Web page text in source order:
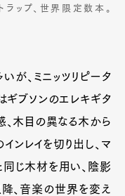
ラップ、世界限定数本。
が、ミニッツリピータ
ギブソンのエレキギタ
、木目の異なる木から
ンレイを切り出し、マ
同じ木材を用い、陰影
、音楽の世界を変え